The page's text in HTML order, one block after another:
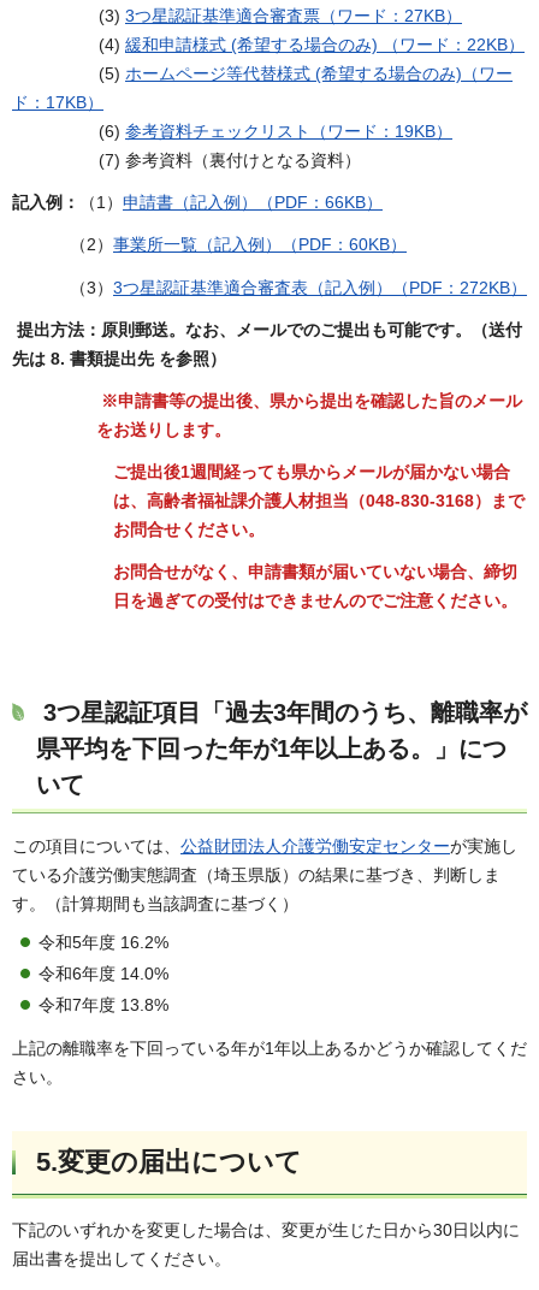
(3) 3つ星認証基準適合審査票（ワード：27KB）
(4) 緩和申請様式 (希望する場合のみ) （ワード：22KB）
(5) ホームページ等代替様式 (希望する場合のみ)（ワー
ド：17KB）
(6) 参考資料チェックリスト（ワード：19KB）
(7) 参考資料（裏付けとなる資料）
記入例： （1） 申請書（記入例）（PDF：66KB）
（2） 事業所一覧（記入例）（PDF：60KB）
（3） 3つ星認証基準適合審査表（記入例）（PDF：272KB）
提出方法：原則郵送。なお、メールでのご提出も可能です。（送付
先は 8. 書類提出先 を参照）
※申請書等の提出後、県から提出を確認した旨のメール
をお送りします。
ご提出後1週間経っても県からメールが届かない場合
は、高齢者福祉課介護人材担当（048-830-3168）まで
お問合せください。
お問合せがなく、申請書類が届いていない場合、締切
日を過ぎての受付はできませんのでご注意ください。
3つ星認証項目「過去3年間のうち、離職率が
県平均を下回った年が1年以上ある。」につ
いて
この項目については、 公益財団法人介護労働安定センターが実施し
ている介護労働実態調査（埼玉県版）の結果に基づき、判断しま
す。（計算期間も当該調査に基づく）
令和5年度 16.2%
令和6年度 14.0%
令和7年度 13.8%
上記の離職率を下回っている年が1年以上あるかどうか確認してくだ
さい。
5.変更の届出について
下記のいずれかを変更した場合は、変更が生じた日から30日以内に
届出書を提出してください。